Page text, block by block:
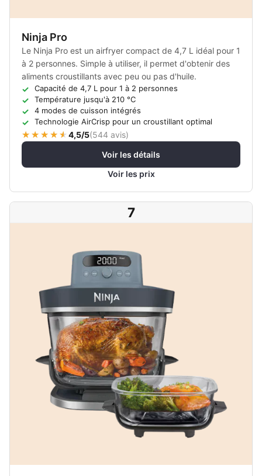
Ninja Pro
Le Ninja Pro est un airfryer compact de 4,7 L idéal pour 1
à 2 personnes. Simple à utiliser, il permet d'obtenir des
aliments croustillants avec peu ou pas d'huile.
Capacité de 4,7 L pour 1 à 2 personnes
Température jusqu'à 210 °C
4 modes de cuisson intégrés
Technologie AirCrisp pour un croustillant optimal
4,5/5(544 avis)
Voir les détails
Voir les prix
7